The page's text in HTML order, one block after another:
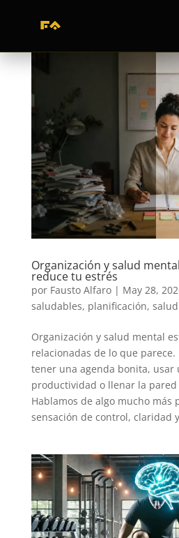
Organización y salud
reduce tu estrés
por Fausto Alfaro| May 28,
saludables, planificación,
Organización y salud mental
relacionadas de lo que
tener una agenda bonita, usar
productividad o llenar la pared
Hablamos de algo mucho más
sensación de control, claridad